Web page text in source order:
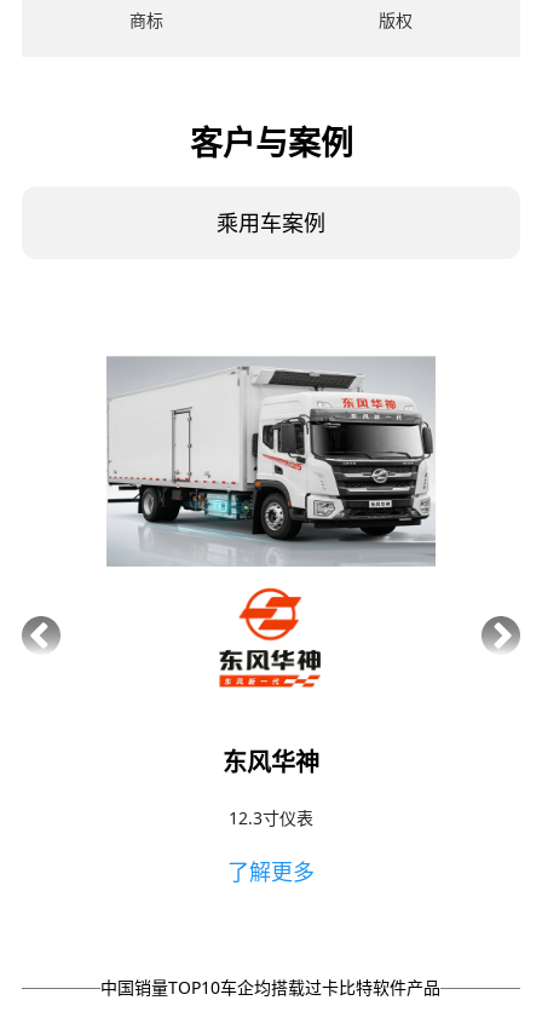
商标 版权
客户与案例
乘用车案例
油摩/电动两轮
全地形车
农机与工程机械
东风华神
12.3寸仪表
了解更多
中国销量TOP10车企均搭载过卡比特软件产品